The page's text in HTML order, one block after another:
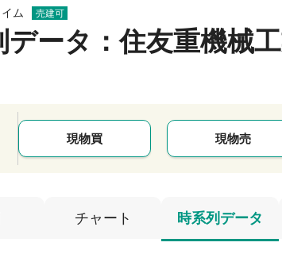
ム 売建可
データ ：住友重機械
現物買 現物売
チャート 時系列データ